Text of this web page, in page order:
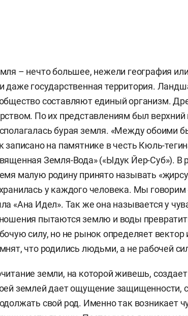
– нечто большее, нежели география
даже государственная территория.
составляют единый организм.
По их представлениям был
бурая земля. «Между обоими
записано на памятнике в честь Кюль-
Земля-Вода» («Ыдук Йер-Суб»). В
малую родину принято называть
у каждого человека. Мы
«Ана Идел». Так же она называется у
пытаются землю и воды
силу, но не рынок определяет
что родились людьми, а не рабочей
земли, на которой живешь,
землей дает ощущение защищенности,
свой род. Именно так возникает